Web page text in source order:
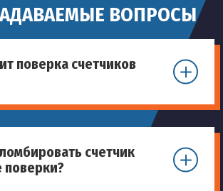
ВОПРОСЫ
поверка счетчиков
счетчик
поверки?